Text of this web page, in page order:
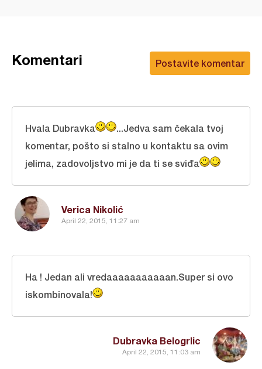
Postavite komentar
Komentari
Verica Nikolić
April 22, 2015, 11:27 am
Hvala Dubravka
...Jedva sam čekala tvoj
komentar, pošto si stalno u kontaktu sa ovim
jelima, zadovoljstvo mi je da ti se sviđa
Dubravka Belogrlic
April 22, 2015, 11:03 am
Ha ! Jedan ali vredaaaaaaaaaaan.Super si ovo
iskombinovala!